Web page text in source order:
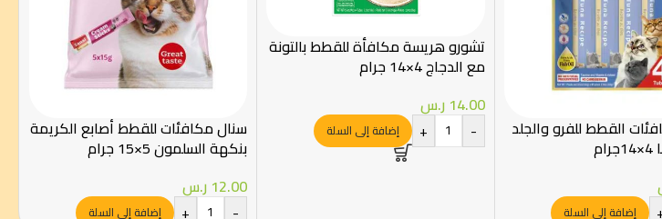
القطط للفرو والجلد
إضافة إلى السلة
تشورو هريسة مكافأة للقطط بالتونة
مع الدجاج 4×14 جرام
14.00 ر.س
-
+ إضافة إلى السلة سنال مكافئات للقطط أصابع الكريمة
بنكهة السلمون 5×15 جرام
12.00 ر.س
-
+ إضافة إلى السلة